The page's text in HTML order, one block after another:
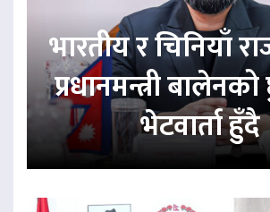
भारतीय र चिनियाँ
प्रधानमन्त्री बालेनको
भेटवार्ता हुँदै